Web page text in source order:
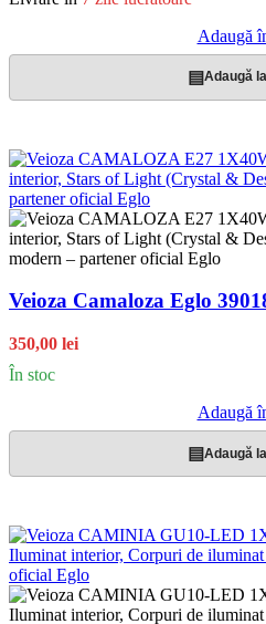
Adaugă
▤Adaugă
Veioza Camaloza Eglo
350,00 lei
În stoc
Adaugă
▤Adaugă